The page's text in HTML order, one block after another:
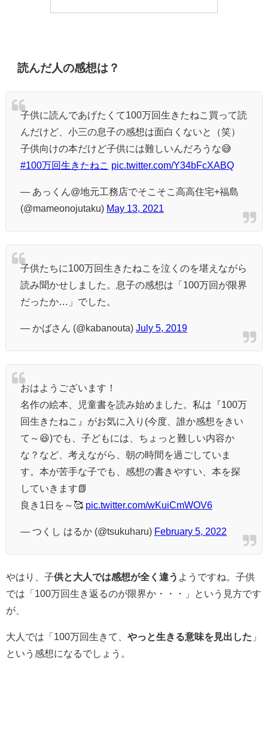
読んだ人の感想は？
子供に読んであげたくて100万回生きたねこ買って読
んだけど、小三の息子の感想は面白くないと（笑）
子供向けの本だけど子供には難しいんだろうな😅
#100万回生きたねこ pic.twitter.com/Y34bFcXABQ
— あっくん@地元工務店でそこそこ高高住宅+福島
(@mameonojutaku) May 13, 2021
子供たちに100万回生きたねこを泣くのを堪えながら
読み聞かせしました。息子の感想は「100万回が限界
だったか…」でした。
— かばさん (@kabanouta) July 5, 2019
おはようございます！
名作の絵本、児童書を読み始めました。私は『100万
回生きたねこ』がお気に入り(今度、誰か感想をきい
て～😆)でも、子どもには、ちょっと難しい内容か
な？など、考えながら、朝の時間を過ごしていま
す。本が苦手な子でも、感想の書きやすい、本を探
していきます📗
良き1日を～🥰 pic.twitter.com/wKuiCmWOV6
— つくし はるか (@tsukuharu) February 5, 2022
やはり、子供と大人では感想が全く違う ようですね。子供
では「100万回生き返るのが限界か・・・」という見方です
が、
大人では「100万回生きて、 やっと生きる意味を見出した 」
という感想になるでしょう。